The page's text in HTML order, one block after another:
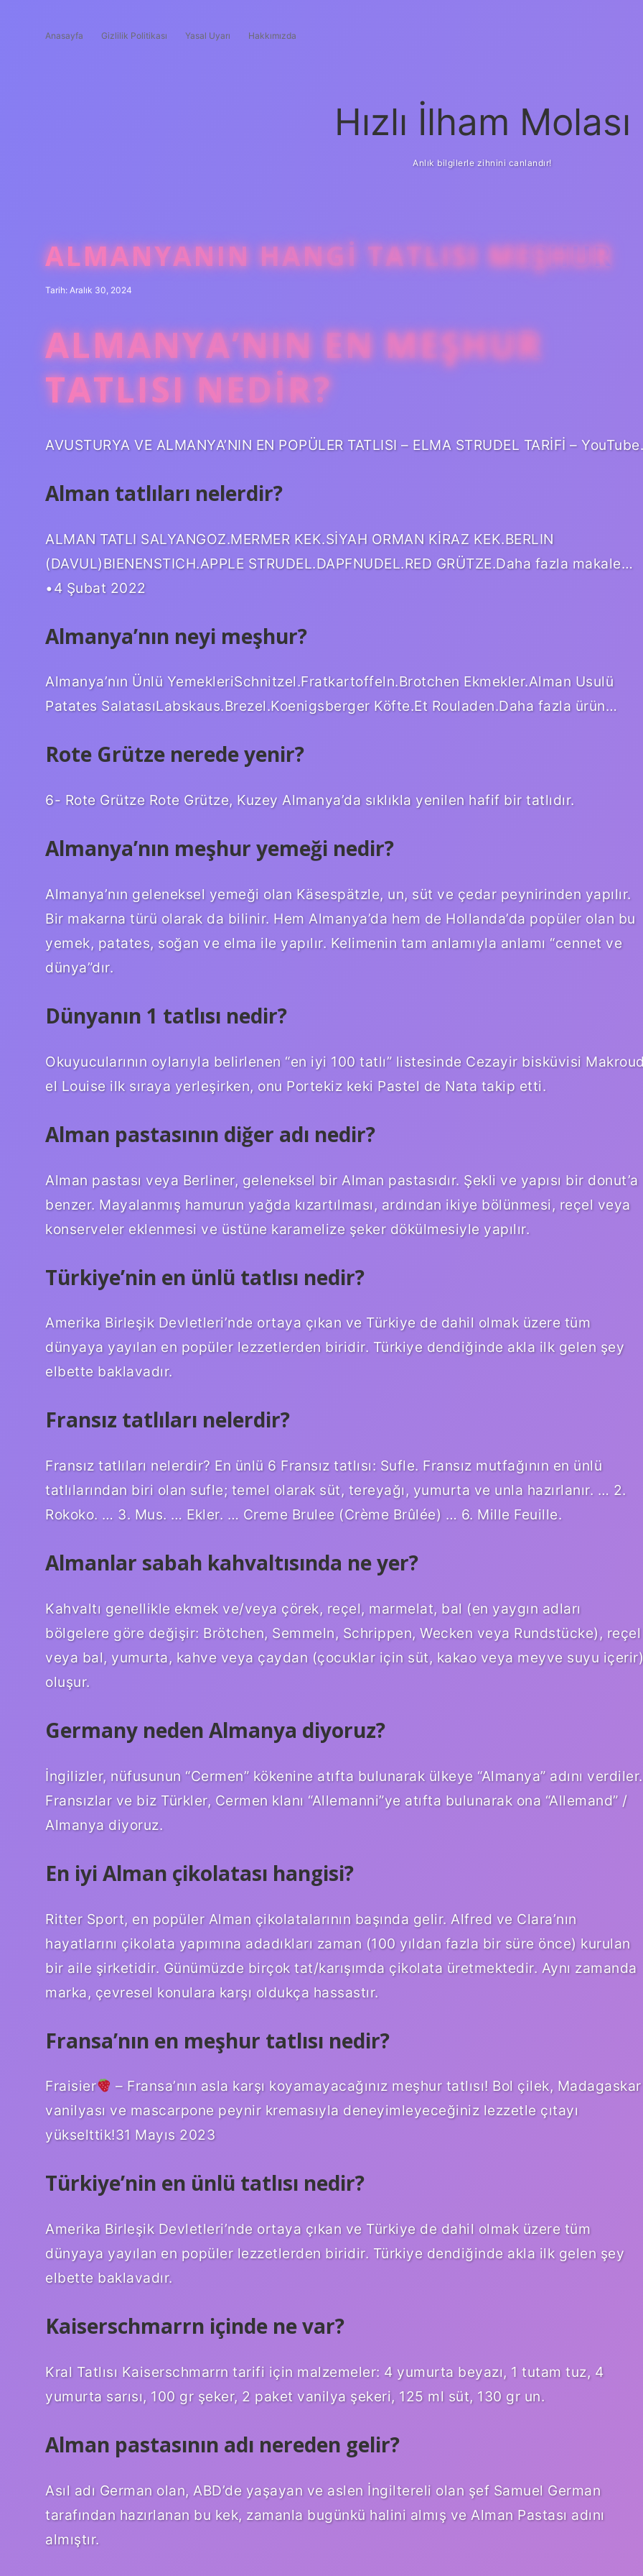
Anasayfa Gizlilik Politikası Yasal Uyarı Hakkımızda
Hızlı İlham Molası
Anlık bilgilerle zihnini canlandır!
ALMANYANIN HANGI TATLISI MEŞHUR
Tarih: Aralık 30, 2024
ALMANYA’NIN EN MEŞHUR
TATLISI NEDIR?
AVUSTURYA VE ALMANYA’NIN EN POPÜLER TATLISI – ELMA STRUDEL TARİFİ – YouTube.
Alman tatlıları nelerdir?
ALMAN TATLI SALYANGOZ.MERMER KEK.SİYAH ORMAN KİRAZ KEK.BERLIN
(DAVUL)BIENENSTICH.APPLE STRUDEL.DAPFNUDEL.RED GRÜTZE.Daha fazla makale…
•4 Şubat 2022
Almanya’nın neyi meşhur?
Almanya’nın Ünlü YemekleriSchnitzel.Fratkartoffeln.Brotchen Ekmekler.Alman Usulü
Patates SalatasıLabskaus.Brezel.Koenigsberger Köfte.Et Rouladen.Daha fazla ürün…
Rote Grütze nerede yenir?
6- Rote Grütze Rote Grütze, Kuzey Almanya’da sıklıkla yenilen hafif bir tatlıdır.
Almanya’nın meşhur yemeği nedir?
Almanya’nın geleneksel yemeği olan Käsespätzle, un, süt ve çedar peynirinden yapılır.
Bir makarna türü olarak da bilinir. Hem Almanya’da hem de Hollanda’da popüler olan bu
yemek, patates, soğan ve elma ile yapılır. Kelimenin tam anlamıyla anlamı “cennet ve
dünya”dır.
Dünyanın 1 tatlısı nedir?
Okuyucularının oylarıyla belirlenen “en iyi 100 tatlı” listesinde Cezayir bisküvisi
el Louise ilk sıraya yerleşirken, onu Portekiz keki Pastel de Nata takip etti.
Alman pastasının diğer adı nedir?
Alman pastası veya Berliner, geleneksel bir Alman pastasıdır. Şekli ve yapısı bir donut’a
benzer. Mayalanmış hamurun yağda kızartılması, ardından ikiye bölünmesi, reçel veya
konserveler eklenmesi ve üstüne karamelize şeker dökülmesiyle yapılır.
Türkiye’nin en ünlü tatlısı nedir?
Amerika Birleşik Devletleri’nde ortaya çıkan ve Türkiye de dahil olmak üzere tüm
dünyaya yayılan en popüler lezzetlerden biridir. Türkiye dendiğinde akla ilk gelen şey
elbette baklavadır.
Fransız tatlıları nelerdir?
Fransız tatlıları nelerdir? En ünlü 6 Fransız tatlısı: Sufle. Fransız mutfağının en ünlü
tatlılarından biri olan sufle; temel olarak süt, tereyağı, yumurta ve unla hazırlanır. … 2.
Rokoko. … 3. Mus. … Ekler. … Creme Brulee (Crème Brûlée) … 6. Mille Feuille.
Almanlar sabah kahvaltısında ne yer?
Kahvaltı genellikle ekmek ve/veya çörek, reçel, marmelat, bal (en yaygın adları
bölgelere göre değişir: Brötchen, Semmeln, Schrippen, Wecken veya Rundstücke), reçel
veya bal, yumurta, kahve veya çaydan (çocuklar için süt, kakao veya meyve suyu içerir)
oluşur.
Germany neden Almanya diyoruz?
İngilizler, nüfusunun “Cermen” kökenine atıfta bulunarak ülkeye “Almanya” adını verdiler.
Fransızlar ve biz Türkler, Cermen klanı “Allemanni”ye atıfta bulunarak ona “Allemand” /
Almanya diyoruz.
En iyi Alman çikolatası hangisi?
Ritter Sport, en popüler Alman çikolatalarının başında gelir. Alfred ve Clara’nın
hayatlarını çikolata yapımına adadıkları zaman (100 yıldan fazla bir süre önce) kurulan
bir aile şirketidir. Günümüzde birçok tat/karışımda çikolata üretmektedir. Aynı zamanda
marka, çevresel konulara karşı oldukça hassastır.
Fransa’nın en meşhur tatlısı nedir?
Fraisier
– Fransa’nın asla karşı koyamayacağınız meşhur tatlısı! Bol çilek, Madagaskar
vanilyası ve mascarpone peynir kremasıyla deneyimleyeceğiniz lezzetle çıtayı
yükselttik!31 Mayıs 2023
Türkiye’nin en ünlü tatlısı nedir?
Amerika Birleşik Devletleri’nde ortaya çıkan ve Türkiye de dahil olmak üzere tüm
dünyaya yayılan en popüler lezzetlerden biridir. Türkiye dendiğinde akla ilk gelen şey
elbette baklavadır.
Kaiserschmarrn içinde ne var?
Kral Tatlısı Kaiserschmarrn tarifi için malzemeler: 4 yumurta beyazı, 1 tutam tuz, 4
yumurta sarısı, 100 gr şeker, 2 paket vanilya şekeri, 125 ml süt, 130 gr un.
Alman pastasının adı nereden gelir?
Asıl adı German olan, ABD’de yaşayan ve aslen İngiltereli olan şef Samuel German
tarafından hazırlanan bu kek, zamanla bugünkü halini almış ve Alman Pastası adını
almıştır.